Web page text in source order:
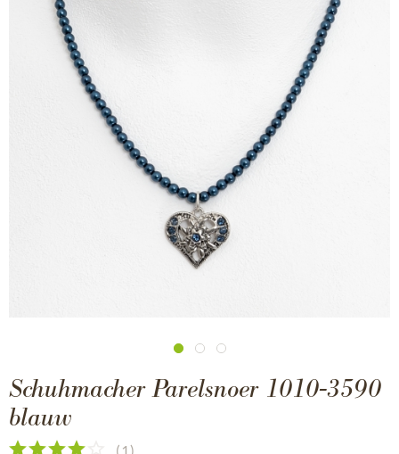
Schuhmacher Parelsnoer 1010-3590
blauw
( 1)